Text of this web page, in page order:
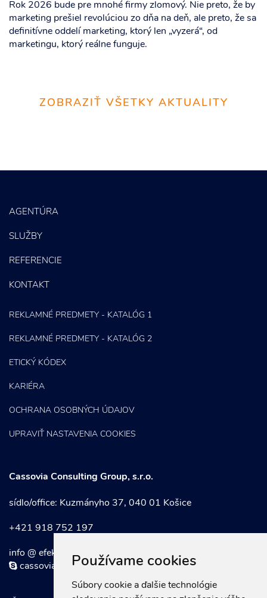
Používame cookies
Súbory cookie a ďalšie technológie
Rok 2026 bude pre mnohé firmy zlomový. Nie preto, že by
marketing prešiel revolúciou zo dňa na deň, ale preto, že sa
definitívne oddelí marketing, ktorý len „vyzerá“, od
marketingu, ktorý reálne funguje.
ZOBRAZIŤ VŠETKY AKTUALITY
AGENTÚRA
SLUŽBY
REFERENCIE
KONTAKT
REKLAMNÉ PREDMETY - KATALÓG 1
REKLAMNÉ PREDMETY - KATALÓG 2
ETICKÝ KÓDEX
KARIÉRA
OCHRANA OSOBNÝCH ÚDAJOV
UPRAVIŤ NASTAVENIA COOKIES
Cassovia Consulting Group, s.r.o.
sídlo/office: Kuzmányho 37, 040 01 Košice
+421 918 752 197
info @ efektivnymarketing . sk
cassoviaconsultinggroup